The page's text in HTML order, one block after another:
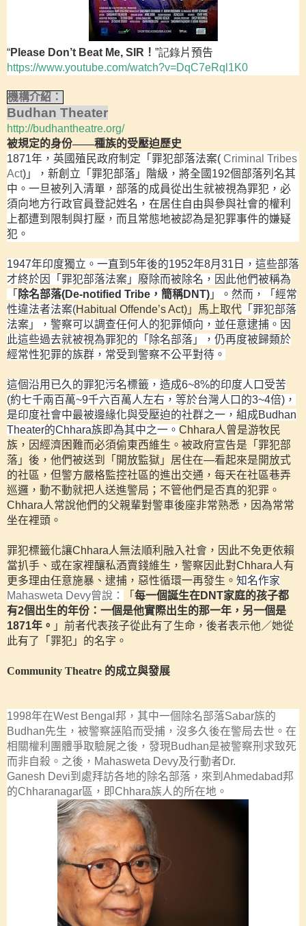
“Please Don’t Beat Me, SIR ！ ”記錄片預告
https://www.youtube.com/watch?v=DqC7eRql1K0
機構介紹：
Budhan Theater
http://budhantheatre.org/
被規定的身份——種族的受壓迫歷史
1871年，英國殖民政府制定「罪犯部落法案( Criminal Tribes
Act) 」，新創立「罪犯部落」階級，將全國 192個部落列名其
中。一旦被列入清單，部落的成員從出生就被視為罪犯，必
須向地方行政官員登記姓名，在居住自由與參與社會的權利
上都遭到限制與打壓，而且常態地被認為是犯罪事件的嫌疑
犯。
1947年印度獨立。一直到 5年後的1952年8月 31 日 ，這些部落
才終於因「罪犯部落法案」廢除而被除名，因此他們被稱為
「 除名部落(De-notified Tribe ，簡稱DNT) 」。然而，「經常
性違法者法案(Habitual Offende’s Act) 」馬上取代 「罪犯部落
法案」，警察可以調查任何人的犯罪傾向，並任意逮捕。因
此這些過去就被視為罪犯的「除名部落」，仍再度被歸類於
經常性犯罪的族群，常受到警察不公平對待。
這個沿用已久的罪犯污名標籤，造成6~8%的印度人口受苦
(約七千兩百萬~9千六百萬人左右，等於台灣人口的3~4倍) ，
是印度社會中最被邊緣化與受壓迫的社群之一，組成Budhan
Theater的Chhara族即為其中之一。 Chhara人曾是游牧民
族，因經濟困難而必須偷東西維生。被政府宣告是「罪犯部
落」後，他們被送到「開放監獄」居住在—看起來是開放式
的社區，但警方嚴格監控社區的進出交通，每天在社區巷弄
巡邏，動不動就把人送進警局；不管他們是否真的犯罪。
Chhara人常說他們的父親輩對警車後座非常熟悉，因為常常
坐在裡頭。
罪犯標籤化讓Chhara人無法順利融入社會，因此不免更依賴
當扒手、或在家裡釀私酒賣錢維生，警察因此對Chhara人有
更多理由任意施暴、逮捕，惡性循環一再發生 。 知名作家
Mahasweta Devy曾說： 「 每一個誕生在DNT家庭的孩子都
有2個出生的年份：一個是他實際出生的那一年，另一個是
1871年。 」前者代表孩子從此有了生命，後者表示他／她從
此有了「罪犯」的名字。
Community Theatre 的成立與發展
1998年在West Bengal 邦，其中一個除名部落Sabar族的
Budhan先生，被警察誣陷而受捕，沒多久後在警局去世。在
相關權利團體爭取驗屍之後，發現Budhan是被警察刑求致死
而非自殺。之後， Mahasweta Devy及行動者Dr.
Ganesh Devi到處拜訪各地的除名部落，來到 Ahmedabad邦
的Chharanagar 區，即Chhara族人的所在地。